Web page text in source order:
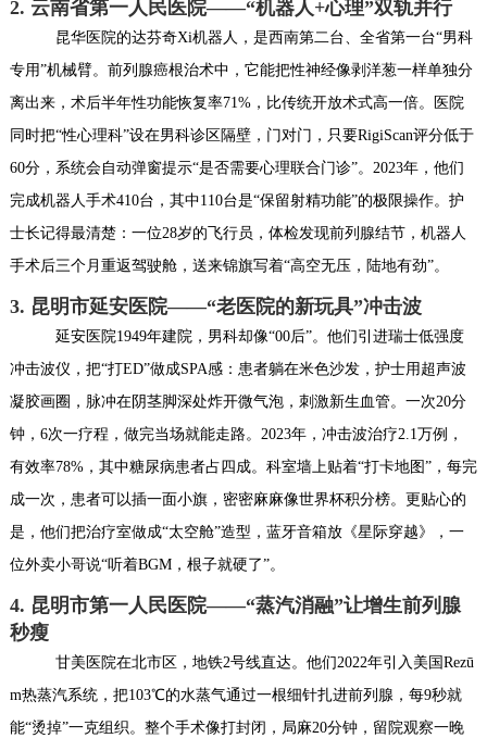
2. 云南省第一人民医院——“机器人+心理”双轨并行
昆华医院的达芬奇Xi机器人，是西南第二台、全省第一台“男科
专用”机械臂。前列腺癌根治术中，它能把性神经像剥洋葱一样单独分
离出来，术后半年性功能恢复率71%，比传统开放术式高一倍。医院
同时把“性心理科”设在男科诊区隔壁，门对门，只要RigiScan评分低于
60分，系统会自动弹窗提示“是否需要心理联合门诊”。2023年，他们
完成机器人手术410台，其中110台是“保留射精功能”的极限操作。护
士长记得最清楚：一位28岁的飞行员，体检发现前列腺结节，机器人
手术后三个月重返驾驶舱，送来锦旗写着“高空无压，陆地有劲”。
3. 昆明市延安医院——“老医院的新玩具”冲击波
延安医院1949年建院，男科却像“00后”。他们引进瑞士低强度
冲击波仪，把“打ED”做成SPA感：患者躺在米色沙发，护士用超声波
凝胶画圈，脉冲在阴茎脚深处炸开微气泡，刺激新生血管。一次20分
钟，6次一疗程，做完当场就能走路。2023年，冲击波治疗2.1万例，
有效率78%，其中糖尿病患者占四成。科室墙上贴着“打卡地图”，每完
成一次，患者可以插一面小旗，密密麻麻像世界杯积分榜。更贴心的
是，他们把治疗室做成“太空舱”造型，蓝牙音箱放《星际穿越》，一
位外卖小哥说“听着BGM，根子就硬了”。
4. 昆明市第一人民医院——“蒸汽消融”让增生前列腺
秒瘦
甘美医院在北市区，地铁2号线直达。他们2022年引入美国Rezū
m热蒸汽系统，把103℃的水蒸气通过一根细针扎进前列腺，每9秒就
能“烫掉”一克组织。整个手术像打封闭，局麻20分钟，留院观察一晚